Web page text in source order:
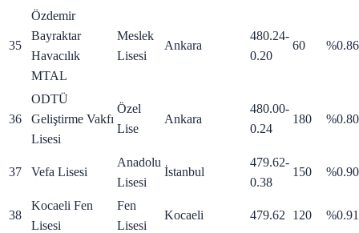
35
Özdemir
Bayraktar
Havacılık
MTAL
Meslek
Lisesi
Ankara
480.24-
0.20
60 %0.86
36
ODTÜ
Geliştirme Vakfı
Lisesi
Özel
Lise
Ankara
480.00-
0.24
180 %0.80
37 Vefa Lisesi
Anadolu
Lisesi
İstanbul
479.62-
0.38
150 %0.90
38
Kocaeli Fen
Lisesi
Fen
Lisesi
Kocaeli 479.62 120 %0.91